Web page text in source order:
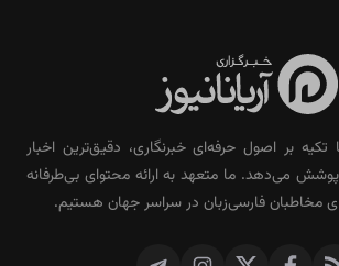
با تکیه بر اصول حرفه‌ای خبرنگاری، دقیق‌ترین اخبار
می‌دهد. ما متعهد به ارائه محتوای بی‌طرفانه
مخاطبان فارسی‌زبان در سراسر جهان هستیم.